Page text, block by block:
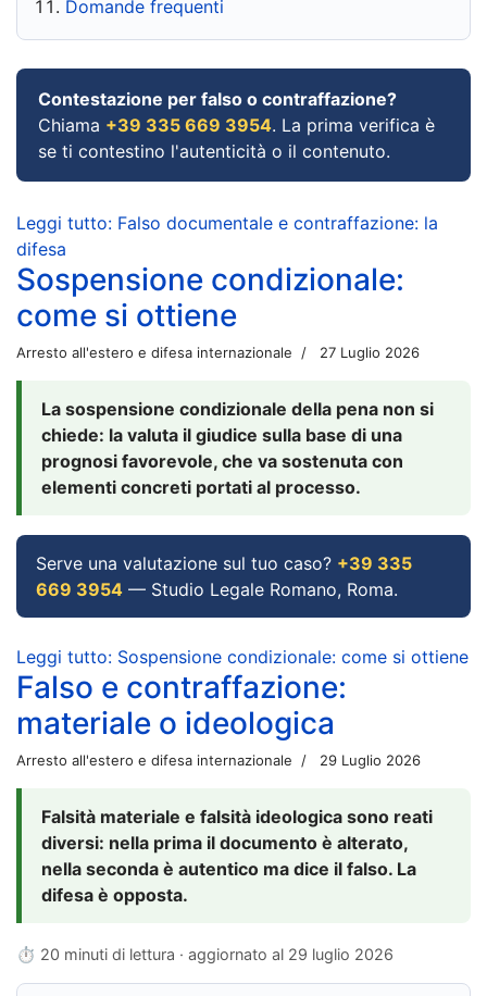
Domande frequenti
Contestazione per falso o contraffazione?
Chiama +39 335 669 3954. La prima verifica è
se ti contestino l'autenticità o il contenuto.
Leggi tutto: Falso documentale e contraffazione: la
difesa
Sospensione condizionale:
come si ottiene
Arresto all'estero e difesa internazionale 27 Luglio 2026
La sospensione condizionale della pena non si
chiede: la valuta il giudice sulla base di una
prognosi favorevole, che va sostenuta con
elementi concreti portati al processo.
Serve una valutazione sul tuo caso? +39 335
669 3954 — Studio Legale Romano, Roma.
Leggi tutto: Sospensione condizionale: come si ottiene
Falso e contraffazione:
materiale o ideologica
Arresto all'estero e difesa internazionale 29 Luglio 2026
Falsità materiale e falsità ideologica sono reati
diversi: nella prima il documento è alterato,
nella seconda è autentico ma dice il falso. La
difesa è opposta.
⏱ 20 minuti di lettura · aggiornato al 29 luglio 2026